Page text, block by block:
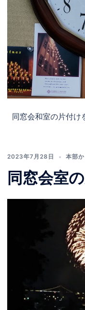
同窓会和室の片付
2023年7月28日 本部
同窓会室